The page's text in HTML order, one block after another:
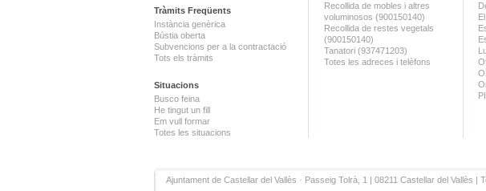
Tràmits Freqüents
Instància genèrica
Bústia oberta
Subvencions per a la contractació
Tots els tràmits
Situacions
Busco feina
He tingut un fill
Em vull formar
Totes les situacions
Recollida de mobles i altres
voluminosos (900150140)
Recollida de restes vegetals
(900150140)
Tanatori (937471203)
Totes les adreces i telèfons
Ajuntament de Castellar del Vallès · Passeig Tolrà, 1 | 08211 Castellar del Vallès |